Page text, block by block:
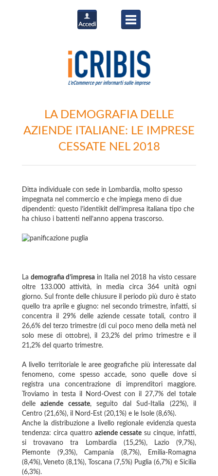
LA DEMOGRAFIA DELLE
AZIENDE ITALIANE: LE IMPRESE
CESSATE NEL 2018
Ditta individuale con sede in Lombardia, molto spesso
impegnata nel commercio e che impiega meno di due
dipendenti: questo l’identikit dell’impresa italiana tipo che
ha chiuso i battenti nell’anno appena trascorso.
Lademografia d’impresa in Italia nel 2018 ha visto cessare
oltre 133.000 attività, in media circa 364 unità ogni
giorno. Sul fronte delle chiusure il periodo più duro è stato
quello tra aprile e giugno: nel secondo trimestre, infatti, si
concentra il 29% delle aziende cessate totali, contro il
26,6% del terzo trimestre (di cui poco meno della metà nel
solo mese di ottobre), il 23,2% del primo trimestre e il
21,2% del quarto trimestre.
A livello territoriale le aree geografiche più interessate dal
fenomeno, come spesso accade, sono quelle dove si
registra una concentrazione di imprenditori maggiore.
Troviamo in testa il Nord-Ovest con il 27,7% del totale
delleaziende cessate, seguito dal Sud-Italia (22%), il
Centro (21,6%), il Nord-Est (20,1%) e le Isole (8,6%).
Anche la distribuzione a livello regionale evidenzia questa
tendenza: circa quattro aziende cessate su cinque, infatti,
si trovavano tra Lombardia (15,2%), Lazio (9,7%),
Piemonte (9,3%), Campania (8,7%), Emilia-Romagna
(8,4%), Veneto (8,1%), Toscana (7,5%) Puglia (6,7%) e Sicilia
(6,3%).